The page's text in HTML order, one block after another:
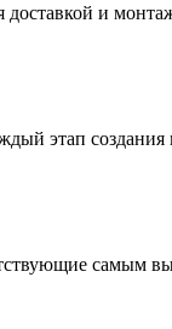
и
этап
самым